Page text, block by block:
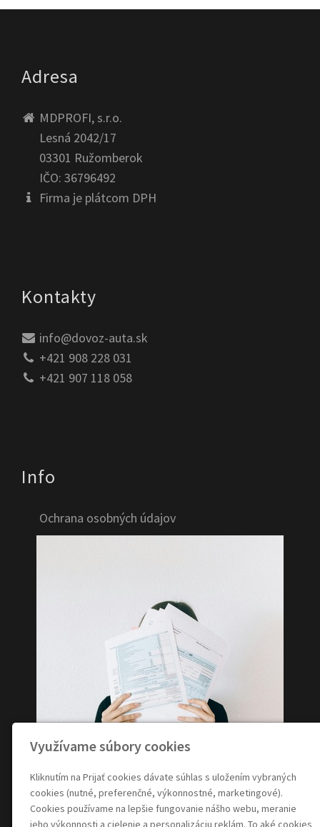
Adresa
MDPROFI, s.r.o.
Lesná 2042/17
03301 Ružomberok
IČO: 36796492
Firma je plátcom DPH
Kontakty
info@dovoz-auta.sk
+421 908 228 031
+421 907 118 058
Info
Ochrana osobných údajov
Využívame súbory cookies
Kliknutím na Prijať cookies dávate súhlas s uložením vybraných
cookies (nutné, preferenčné, výkonnostné, marketingové).
Cookies používame na lepšie fungovanie nášho webu, meranie
jeho výkonnosti a cielenie a personalizáciu reklám. To aké cookies